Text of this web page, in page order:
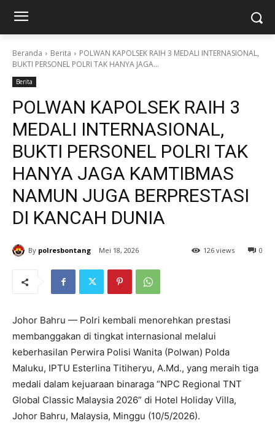
Beranda Berita
POLWAN KAPOLSEK RAIH 3 MEDALI INTERNASIONAL,
BUKTI PERSONEL POLRI TAK HANYA JAGA...
Berita
POLWAN KAPOLSEK RAIH 3
MEDALI INTERNASIONAL,
BUKTI PERSONEL POLRI TAK
HANYA JAGA KAMTIBMAS
NAMUN JUGA BERPRESTASI
DI KANCAH DUNIA
By polresbontang Mei 18, 2026 0
126 views
Johor Bahru — Polri kembali menorehkan prestasi
membanggakan di tingkat internasional melalui
keberhasilan Perwira Polisi Wanita (Polwan) Polda
Maluku, IPTU Esterlina Titiheryu, A.Md., yang meraih tiga
medali dalam kejuaraan binaraga “NPC Regional TNT
Global Classic Malaysia 2026” di Hotel Holiday Villa,
Johor Bahru, Malaysia, Minggu (10/5/2026).